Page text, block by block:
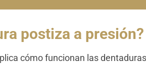
postiza a presión?
cómo funcionan las